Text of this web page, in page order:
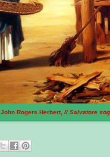
John Rogers Herbert, Il Salvatore